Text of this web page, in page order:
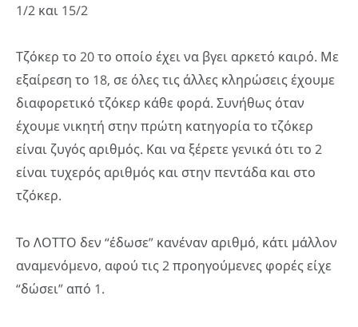
1/2 και 15/2
Τζόκερ το 20 το οποίο έχει να βγει αρκετό καιρό. Με
εξαίρεση το 18, σε όλες τις άλλες κληρώσεις έχουμε
διαφορετικό τζόκερ κάθε φορά. Συνήθως όταν
έχουμε νικητή στην πρώτη κατηγορία το τζόκερ
είναι ζυγός αριθμός. Και να ξέρετε γενικά ότι το 2
είναι τυχερός αριθμός και στην πεντάδα και στο
τζόκερ.
Το ΛΟΤΤΟ δεν “έδωσε” κανέναν αριθμό, κάτι μάλλον
αναμενόμενο, αφού τις 2 προηγούμενες φορές είχε
“δώσει” από 1.